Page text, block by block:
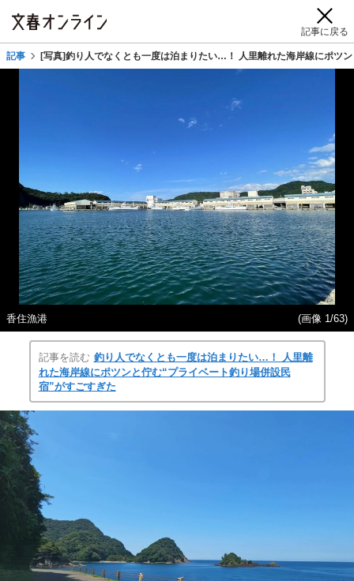
記事に戻る
記事 [写真]釣り人でなくとも一度は泊まりたい…！ 人里離れた海岸線にポツ
香住漁港 (画像 1/63)
記事を読む 釣り人でなくとも一度は泊まりたい…！ 人里離
れた海岸線にポツンと佇む“プライベート釣り場併設民
宿”がすごすぎた